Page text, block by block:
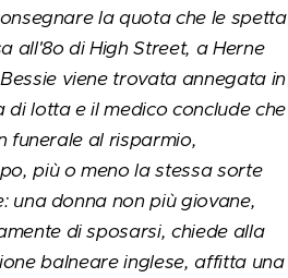
la quota che le spetta
all'8o di High Street, a Herne
viene trovata annegata in
lotta e il medico conclude che
funerale al risparmio,
più o meno la stessa sorte
una donna non più giovane,
di sposarsi, chiede alla
balneare inglese, affitta una